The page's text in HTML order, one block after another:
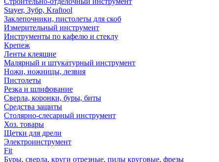
Stayer, Зубр, Kraftool
Заклепочники, пистолеты для скоб
Измерительный инструмент
Инструменты по кафелю и стеклу
Крепеж
Ленты клеящие
Малярный и штукатурный инструмент
Ножи, ножницы, лезвия
Пистолеты
Резка и шлифование
Сверла, коронки, буры, биты
Средства защиты
Столярно-слесарный инструмент
Хоз. товары
Щетки для дрели
Электроинструмент
Fit
Буры, сверла, круги отрезные, пилы круговые, фрезы